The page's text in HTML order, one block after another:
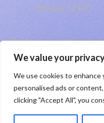
We value your
We use cookies to enhance
personalised ads or
clicking "Accept All", you
Selatan 12190
Taking you to the
PT RHP Cipta Digital
Sitemap|Privacy Policy